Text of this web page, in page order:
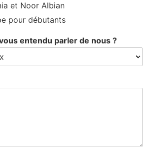
et Noor Albian
pour débutants
entendu parler de nous ?